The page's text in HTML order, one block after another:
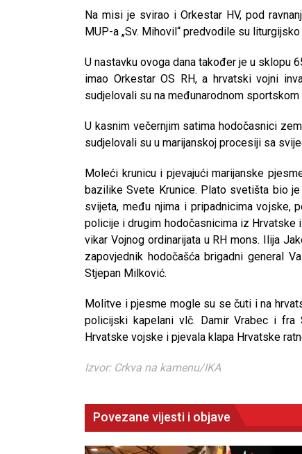
Na misi je svirao i Orkestar HV, pod
MUP-a „Sv. Mihovil“ predvodile su liturgijsko
U nastavku ovoga dana također je u sklopu
imao Orkestar OS RH, a hrvatski vojni
sudjelovali su na međunarodnom sportskom
U kasnim večernjim satima hodočasnici
sudjelovali su u marijanskoj procesiji sa
Moleći krunicu i pjevajući marijanske
bazilike Svete Krunice. Plato svetišta bio
svijeta, među njima i pripadnicima vojske,
policije i drugim hodočasnicima iz
vikar Vojnog ordinarijata u RH mons. Ilija
zapovjednik hodočašća brigadni general
Stjepan Milković.
Molitve i pjesme mogle su se čuti i na
policijski kapelani vlč. Damir Vrabec i fra
Hrvatske vojske i pjevala klapa Hrvatske
Izvor: Crkva na kamenu/IKA
Povezane vijesti i objave